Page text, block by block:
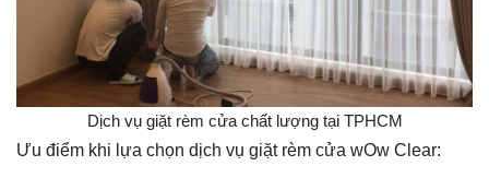
Dịch vụ giặt rèm cửa chất lượng tại TPHCM
Ưu điểm khi lựa chọn dịch vụ giặt rèm cửa wOw Clear: